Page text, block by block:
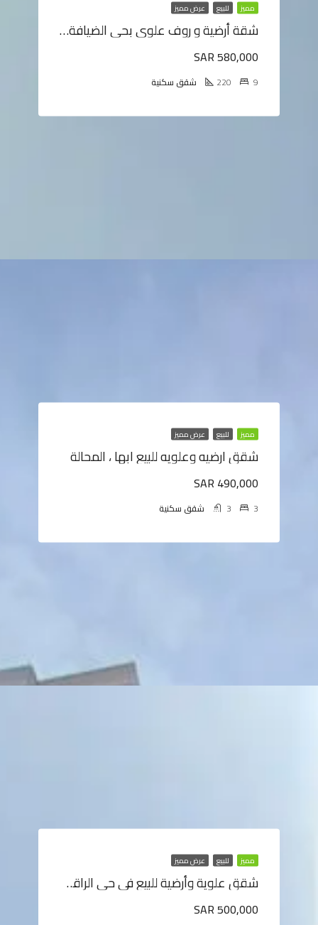
مميز للبيع عرض مميز
شقة أرضية و روف علوي بحي الضيافة، خميس مشيط
SAR 580,000
9
220 شقق سكنية
مميز للبيع عرض مميز
شقق ارضيه وعلويه للبيع ابها ، المحالة
SAR 490,000
3
3 شقق سكنية
مميز للبيع عرض مميز
شقق علوية وأرضية للبيع في حي الراقي ، خميس مشيط
SAR 500,000